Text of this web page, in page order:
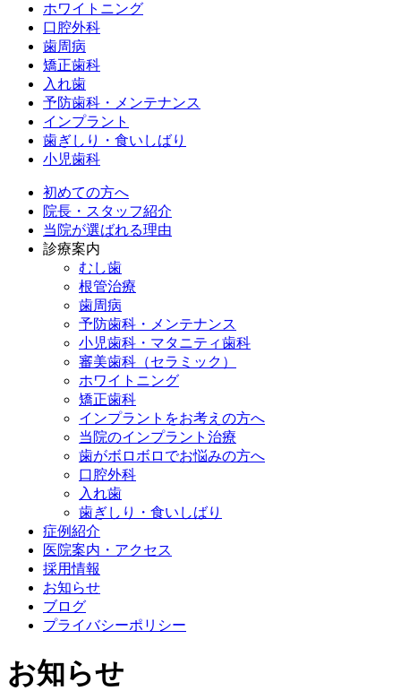
ホワイトニング
口腔外科
歯周病
矯正歯科
入れ歯
予防歯科・メンテナンス
インプラント
歯ぎしり・食いしばり
小児歯科
初めての方へ
院長・スタッフ紹介
当院が選ばれる理由
診療案内
むし歯
根管治療
歯周病
予防歯科・メンテナンス
小児歯科・マタニティ歯科
審美歯科（セラミック）
ホワイトニング
矯正歯科
インプラントをお考えの方へ
当院のインプラント治療
歯がボロボロでお悩みの方へ
口腔外科
入れ歯
歯ぎしり・食いしばり
症例紹介
医院案内・アクセス
採用情報
お知らせ
ブログ
プライバシーポリシー
お知らせ